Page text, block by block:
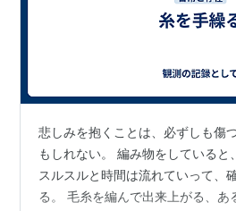
悲しみを抱くことは、必ずしも傷
もしれない。 編み物をしていると
スルスルと時間は流れていって、
る。 毛糸を編んで出来上がる、あ